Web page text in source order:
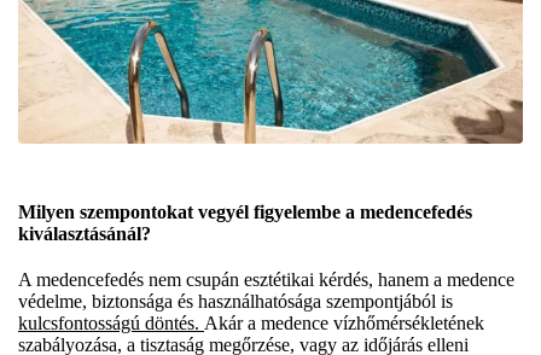
Milyen szempontokat vegyél figyelembe a medencefedés
kiválasztásánál?
A medencefedés nem csupán esztétikai kérdés, hanem a medence
védelme, biztonsága és használhatósága szempontjából is
kulcsfontosságú döntés. Akár a medence vízhőmérsékletének
szabályozása, a tisztaság megőrzése, vagy az időjárás elleni